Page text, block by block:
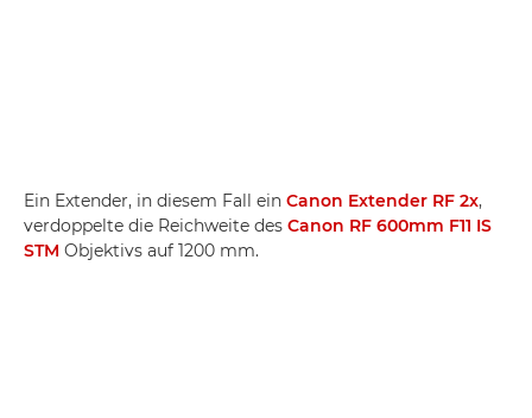
Ein Extender, in diesem Fall ein Canon Extender RF 2x,
verdoppelte die Reichweite des Canon RF 600mm F11 IS
STM Objektivs auf 1200 mm.